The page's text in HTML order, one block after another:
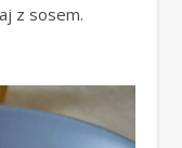
z sosem.